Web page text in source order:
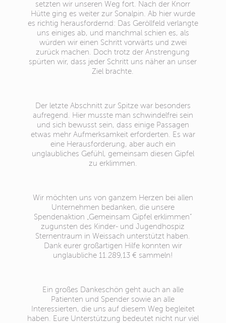
setzten wir unseren Weg fort. Nach der Knorr
Hütte ging es weiter zur Sonalpin. Ab hier wurde
es richtig herausfordernd: Das Geröllfeld verlangte
uns einiges ab, und manchmal schien es, als
würden wir einen Schritt vorwärts und zwei
zurück machen. Doch trotz der Anstrengung
spürten wir, dass jeder Schritt uns näher an unser
Ziel brachte.
Der letzte Abschnitt zur Spitze war besonders
aufregend. Hier musste man schwindelfrei sein
und sich bewusst sein, dass einige Passagen
etwas mehr Aufmerksamkeit erforderten. Es war
eine Herausforderung, aber auch ein
unglaubliches Gefühl, gemeinsam diesen Gipfel
zu erklimmen.
Wir möchten uns von ganzem Herzen bei allen
Unternehmen bedanken, die unsere
Spendenaktion „Gemeinsam Gipfel erklimmen“
zugunsten des Kinder- und Jugendhospiz
Sternentraum in Weissach unterstützt haben.
Dank eurer großartigen Hilfe konnten wir
unglaubliche 11.289,13 € sammeln!
Ein großes Dankeschön geht auch an alle
Patienten und Spender sowie an alle
Interessierten, die uns auf diesem Weg begleitet
haben. Eure Unterstützung bedeutet nicht nur viel